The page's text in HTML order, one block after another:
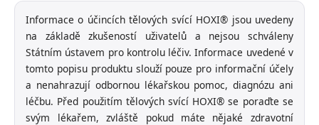
Informace o účincích tělových svící HOXI® jsou uvedeny
na základě zkušeností uživatelů a nejsou schváleny
Státním ústavem pro kontrolu léčiv. Informace uvedené v
tomto popisu produktu slouží pouze pro informační účely
a nenahrazují odbornou lékařskou pomoc, diagnózu ani
léčbu. Před použitím tělových svící HOXI® se poraďte se
svým lékařem, zvláště pokud máte nějaké zdravotní